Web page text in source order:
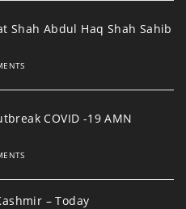
Shah Abdul Haq Shah Sahib
COVID -19 AMN
– Today